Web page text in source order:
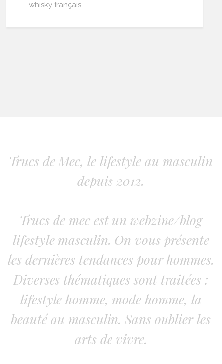
whisky français.
Trucs de Mec, le lifestyle au masculin
depuis 2012.
Trucs de mec est un webzine/blog
lifestyle masculin. On vous présente
les dernières tendances pour hommes.
Diverses thématiques sont traitées :
lifestyle homme, mode homme, la
beauté au masculin. Sans oublier les
arts de vivre.